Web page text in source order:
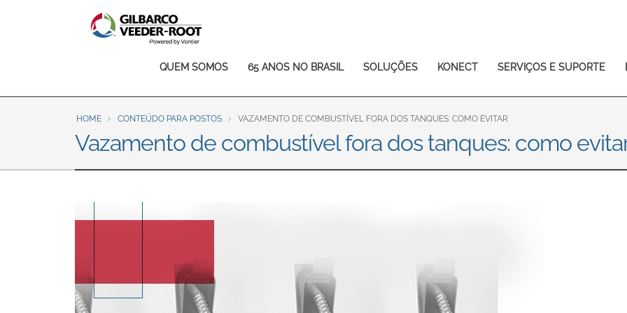
North America
United States Canada
Español English
Brazil
Português English
Français
Italiano
Middle East and Africa
India
Main
navigation
QUEM SOMOS 65 ANOS NO BRASIL SOLUÇÕES KONECT SERVIÇOS E SUPORTE
HOME CONTEÚDO PARA POSTOS VAZAMENTO DE COMBUSTÍVEL FORA DOS TANQUES: COMO EVITAR
Vazamento de combustível fora dos tanques: como